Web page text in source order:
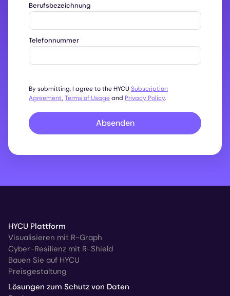
Berufsbezeichnung
Telefonnummer
By submitting, I agree to the HYCU Subscription
Agreement,Terms of Usageand Privacy Policy.
Absenden
HYCU Plattform
Visualisieren mit R-Graph
Cyber-Resilienz mit R-Shield
Bauen Sie auf HYCU
Preisgestaltung
Lösungen zum Schutz von Daten